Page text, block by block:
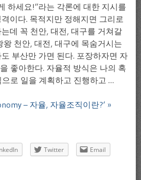
하세요!”라는 각론에 대한 지시를
이다. 목적지만 정해지면 그리로
데 꼭 천안, 대전, 대구를 거쳐갈
왕 천안, 대전, 대구에 목숨거시는
부산만 가면 된다. 포장하자면 자
좋아한다. 자율적 방식은 나의 혹
로 일을 계획하고 진행하고 …
– 자율, 자율조직이란?’ »
Twitter
Email